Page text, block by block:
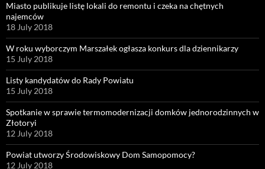
Miasto publikuje listę lokali do remontu i czeka na chętnych
najemców
18 July 2018
W roku wyborczym Marszałek ogłasza konkurs dla dziennikarzy
15 July 2018
Listy kandydatów do Rady Powiatu
15 July 2018
Spotkanie w sprawie termomodernizacji domków jednorodzinnych w
Złotoryi
12 July 2018
Powiat utworzy Środowiskowy Dom Samopomocy?
12 July 2018